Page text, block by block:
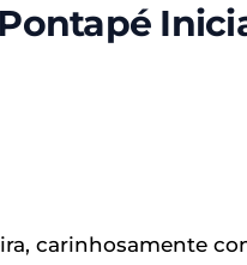
carinhosamente